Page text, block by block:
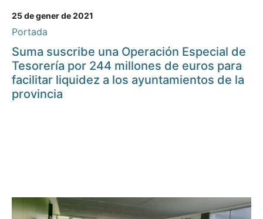
25 de gener de 2021
Portada
Suma suscribe una Operación Especial de
Tesorería por 244 millones de euros para
facilitar liquidez a los ayuntamientos de la
provincia